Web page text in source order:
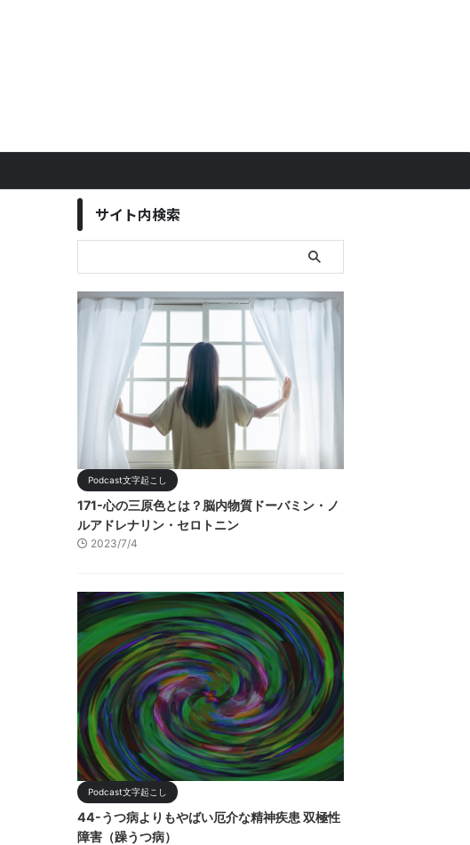
サイト内検索
Podcast文字起こし
171-心の三原色とは？脳内物質ドーバミン・ノ
ルアドレナリン・セロトニン
2023/7/4
Podcast文字起こし
44-うつ病よりもやばい厄介な精神疾患 双極性
障害（躁うつ病）